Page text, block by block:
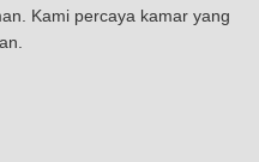
Kami percaya kamar yang